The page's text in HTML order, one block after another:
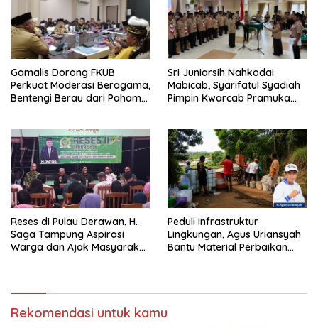
Gamalis Dorong FKUB
Perkuat Moderasi Beragama,
Bentengi Berau dari Paham
Sri Juniarsih Nahkodai
Mabicab, Syarifatul Syadiah
Pimpin Kwarcab Pramuka
Reses di Pulau Derawan, H.
Saga Tampung Aspirasi
Warga dan Ajak Masyarakat
Peduli Infrastruktur
Lingkungan, Agus Uriansyah
Bantu Material Perbaikan
Rekomendasi untuk kamu